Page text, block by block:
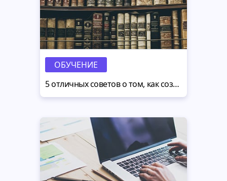
ОБУЧЕНИЕ
5 отличных советов о том, как создать сайт магазина антиквариата